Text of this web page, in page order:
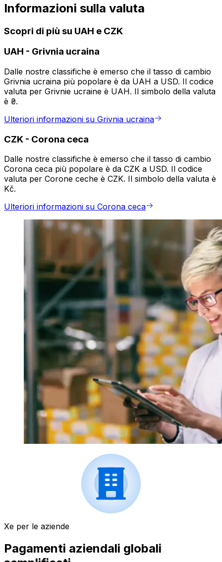
Informazioni sulla valuta
Scopri di più su UAH e CZK
UAH - Grivnia ucraina
Dalle nostre classifiche è emerso che il tasso di cambio
Grivnia ucraina più popolare è da UAH a USD. Il codice
valuta per Grivnie ucraine è UAH. Il simbolo della valuta
è ₴.
Ulteriori informazioni su Grivnia ucraina
CZK - Corona ceca
Dalle nostre classifiche è emerso che il tasso di cambio
Corona ceca più popolare è da CZK a USD. Il codice
valuta per Corone ceche è CZK. Il simbolo della valuta è
Kč.
Ulteriori informazioni su Corona ceca
Xe per le aziende
Pagamenti aziendali globali